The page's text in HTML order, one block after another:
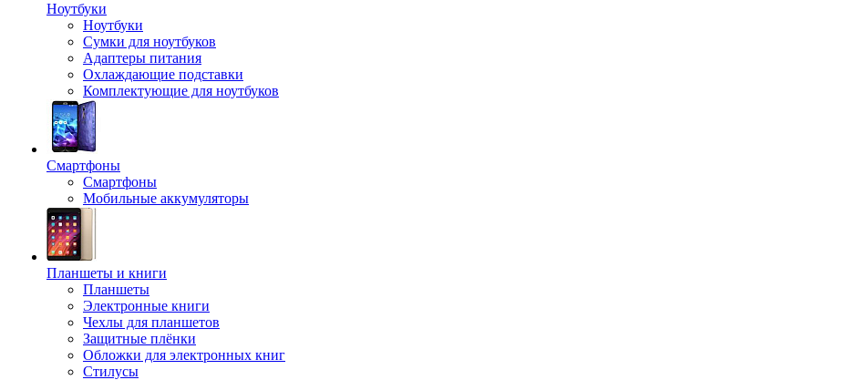
Ноутбуки
Ноутбуки
Сумки для ноутбуков
Адаптеры питания
Охлаждающие подставки
Комплектующие для ноутбуков
Смартфоны
Смартфоны
Мобильные аккумуляторы
Планшеты и книги
Планшеты
Электронные книги
Чехлы для планшетов
Защитные плёнки
Обложки для электронных книг
Стилусы